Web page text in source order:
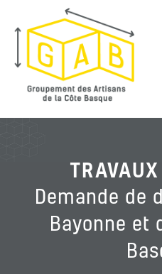
Demande de
Bayonne et